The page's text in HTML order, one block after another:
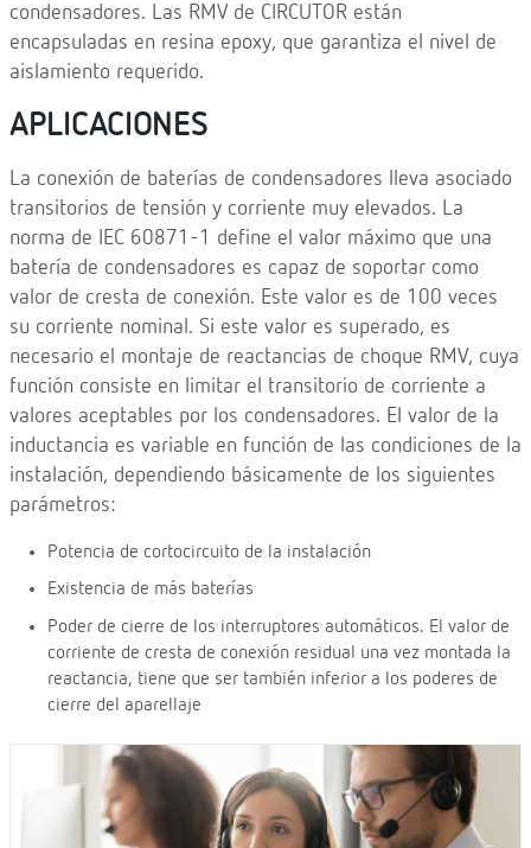
condensadores. Las RMV de CIRCUTOR están
encapsuladas en resina epoxy, que garantiza el nivel de
aislamiento requerido.
APLICACIONES
La conexión de baterías de condensadores lleva asociado
transitorios de tensión y corriente muy elevados. La
norma de IEC 60871-1 define el valor máximo que una
batería de condensadores es capaz de soportar como
valor de cresta de conexión. Este valor es de 100 veces
su corriente nominal. Si este valor es superado, es
necesario el montaje de reactancias de choque RMV, cuya
función consiste en limitar el transitorio de corriente a
valores aceptables por los condensadores. El valor de la
inductancia es variable en función de las condiciones de la
instalación, dependiendo básicamente de los siguientes
parámetros:
Potencia de cortocircuito de la instalación
Existencia de más baterías
Poder de cierre de los interruptores automáticos. El valor de
corriente de cresta de conexión residual una vez montada la
reactancia, tiene que ser también inferior a los poderes de
cierre del aparellaje